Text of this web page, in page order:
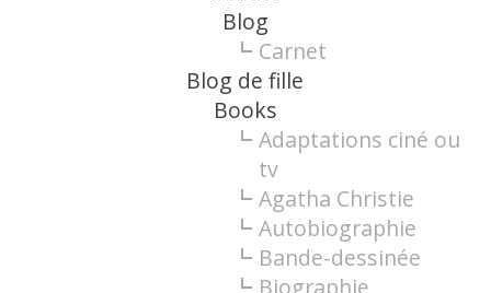
Blog
Carnet
Blog de fille
Books
Adaptations ciné ou
tv
Agatha Christie
Autobiographie
Bande-dessinée